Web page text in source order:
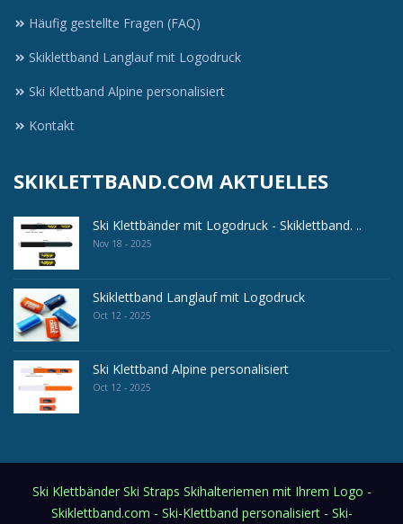
Häufig gestellte Fragen (FAQ)
Skiklettband Langlauf mit Logodruck
Ski Klettband Alpine personalisiert
Kontakt
SKIKLETTBAND.COM AKTUELLES
Ski Klettbänder mit Logodruck - Skiklettband. ..
Nov 18 - 2025
Skiklettband Langlauf mit Logodruck
Oct 12 - 2025
Ski Klettband Alpine personalisiert
Oct 12 - 2025
Ski Klettbänder Ski Straps Skihalteriemen mit Ihrem Logo -
Skiklettband.com - Ski-Klettband personalisiert - Ski-